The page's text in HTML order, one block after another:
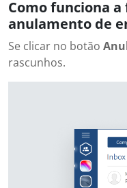
Como funciona
anulamento de
Se clicar no botão
rascunhos.